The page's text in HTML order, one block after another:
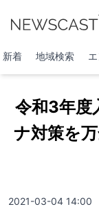
新着 地域検索
令和3年
ナ対策を
2021-03-04 14:00